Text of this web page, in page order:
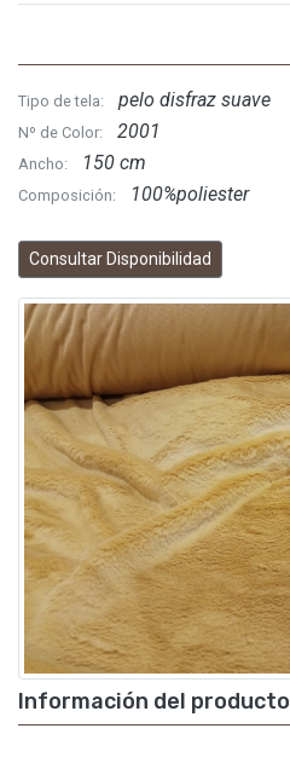
Tipo de tela: pelo disfraz suave
Nº de Color: 2001
Ancho: 150 cm
Composición: 100%poliester
Consultar Disponibilidad
Información del producto